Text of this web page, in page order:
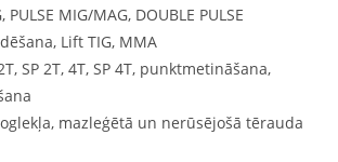
MIG/MAG, DOUBLE PULSE
Lift TIG, MMA
SP 2T, 4T, SP 4T, punktmetināšana,
mazleģētā un nerūsējošā tērauda